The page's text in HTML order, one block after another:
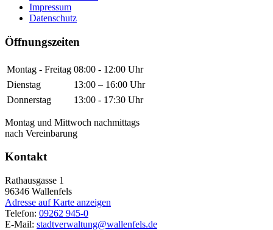
Impressum
Datenschutz
Öffnungszeiten
Montag - Freitag 08:00 - 12:00 Uhr
Dienstag
13:00 – 16:00 Uhr
Donnerstag
13:00 - 17:30 Uhr
Montag und Mittwoch nachmittags
nach Vereinbarung
Kontakt
Rathausgasse 1
96346 Wallenfels
Adresse auf Karte anzeigen
Telefon: 09262 945-0
E-Mail: stadtverwaltung@wallenfels.de